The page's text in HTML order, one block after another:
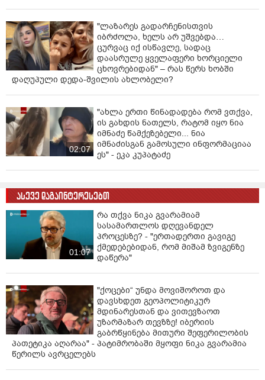
"ლაზარეს გადარჩენისთვის
იბრძოლა, ხელს არ უშვებდა…
ცურვაც იქ ისწავლე, სადაც
დაასრულე ყველაფერი ხორციელი
ცხოვრებიდან" – რას წერს ხობში
დაღუპული დედა-შვილის ახლობელი?
02:07
"ახლა ერთი წინადადება რომ ვთქვა,
ის გახდის ნათელს, რატომ იყო ნია
იმნაძე წამქეზებელი... ნია
იმნაძისგან გამოსული ინფორმაციაა
ეს" - ეკა კუპატაძე
ასევე დაგაინტერესებთ
01:07
რა თქვა ნიკა გვარამიამ
სასამართლოს დღევანდელ
პროცესზე? - "ერთადერთი გავიგე
ქმედებებიდან, რომ მიშამ ზვიგენზე
დაწერა"
"ქოცები“ უნდა მოვიშოროთ და
დავსხდეთ გეოპოლიტიკურ
მდინარესთან და ვითევზაოთ
უზარმაზარ თევზზე! იბერიის
გაბრწყინება მითური შეფერილობის
პათეტიკა აღარაა" - პატიმრობაში მყოფი ნიკა გვარამია
წერილს ავრცელებს